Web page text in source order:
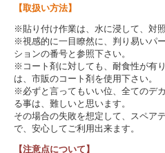
【取扱い方法】
※貼り付け作業は、水に浸して、対
※視感的に一目瞭然に、判り易いパ
ションの番号と参照下さい。
※コート剤に対しても、耐食性が有
は、市販のコート剤を使用下さい。
※必ずと言ってもいい位、全てのデ
る事は、難しいと思います。
その場合の失敗を想定して、スペア
で、安心してご利用出来ます。
【注意点について】